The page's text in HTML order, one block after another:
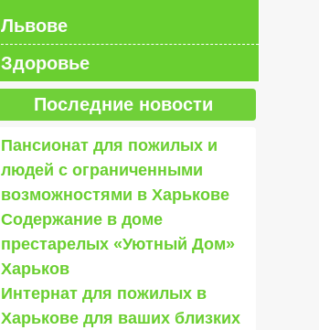
Львове
Здоровье
Последние новости
Пансионат для пожилых и
людей с ограниченными
возможностями в Харькове
Содержание в доме
престарелых «Уютный Дом»
Харьков
Интернат для пожилых в
Харькове для ваших близких